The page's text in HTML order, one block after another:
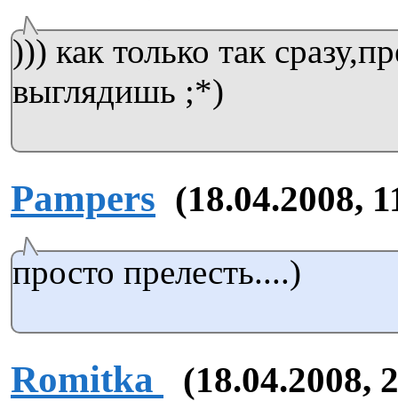
))) как только так
выглядишь ;*)
Pampers (18.04.2008,
просто прелесть....)
Romitka (18.04.2008,